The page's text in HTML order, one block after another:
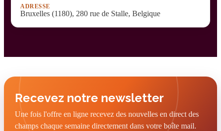
ADRESSE
Bruxelles (1180), 280 rue de Stalle, Belgique
Recevez notre newsletter
Une fois l'offre en ligne recevez des nouvelles en direct des
champs chaque semaine directement dans votre boîte mail.